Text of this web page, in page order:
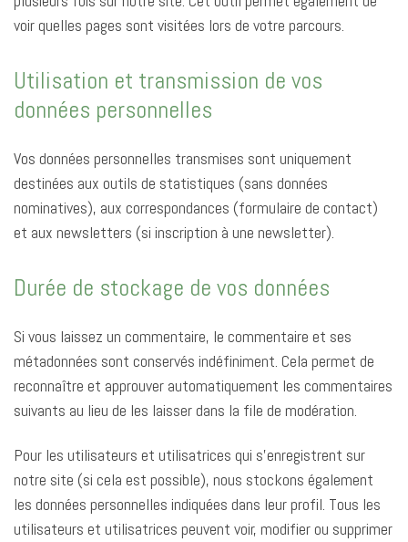
voir quelles pages sont visitées lors de votre parcours.
Utilisation et transmission de vos
données personnelles
Vos données personnelles transmises sont uniquement
destinées aux outils de statistiques (sans données
nominatives), aux correspondances (formulaire de contact)
et aux newsletters (si inscription à une newsletter).
Durée de stockage de vos données
Si vous laissez un commentaire, le commentaire et ses
métadonnées sont conservés indéfiniment. Cela permet de
reconnaître et approuver automatiquement les commentaires
suivants au lieu de les laisser dans la file de modération.
Pour les utilisateurs et utilisatrices qui s’enregistrent sur
notre site (si cela est possible), nous stockons également
les données personnelles indiquées dans leur profil. Tous les
utilisateurs et utilisatrices peuvent voir, modifier ou supprimer